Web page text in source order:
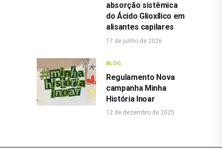
absorção sistêmica
do Ácido Glioxílico em
alisantes capilares
17 de junho de 2026
BLOG
Regulamento Nova
campanha Minha
História Inoar
12 de dezembro de 2025